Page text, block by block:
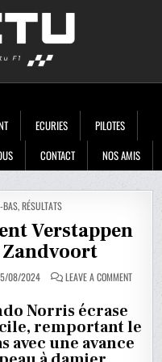
ECURIES
PILOTES
CONTACT NOS AMIS
BAS,RÉSULTATS
Verstappen
Zandvoort
08/2024 LEAVE A COMMENTON
SUR
SES
TERRES
Norris écrase
remportant le
avec une avance